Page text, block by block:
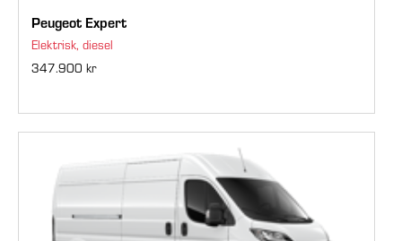
Peugeot Expert
Elektrisk, diesel
347.900 kr